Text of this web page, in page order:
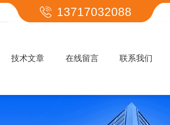
13717032088
技术文章 在线留言 联系我们